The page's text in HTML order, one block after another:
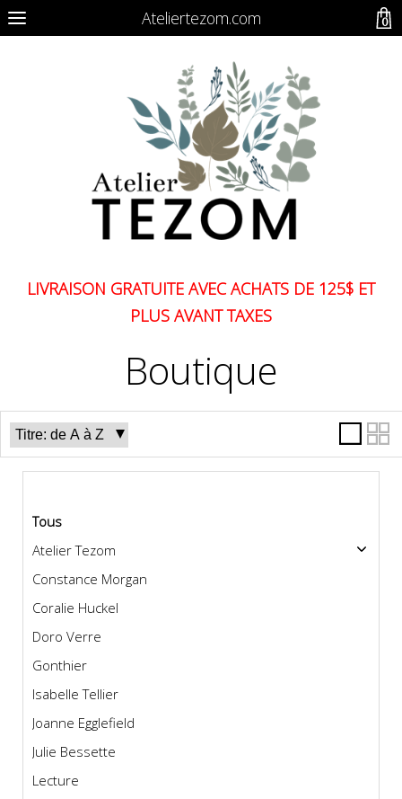
Ateliertezom.com
LIVRAISON GRATUITE AVEC ACHATS DE 125$ ET
PLUS AVANT TAXES
Boutique
Tous
Atelier Tezom
Constance Morgan
Coralie Huckel
Doro Verre
Gonthier
Isabelle Tellier
Joanne Egglefield
Julie Bessette
Lecture
0